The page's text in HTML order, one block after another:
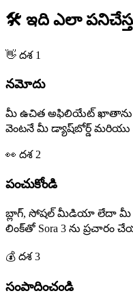
🛠️ ఇది ఎలా
👋 దశ 1
నమోదు
మీ ఉచిత అఫిలియేట్ ఖాతాను
వెంటనే మీ డ్యాష్‌బోర్డ్
👀 దశ 2
పంచుకోండి
బ్లాగ్, సోషల్ మీడియా లేదా మీ
లింక్‌తో Sora 3 ను ప్రచారం
💰 దశ 3
సంపాదించండి